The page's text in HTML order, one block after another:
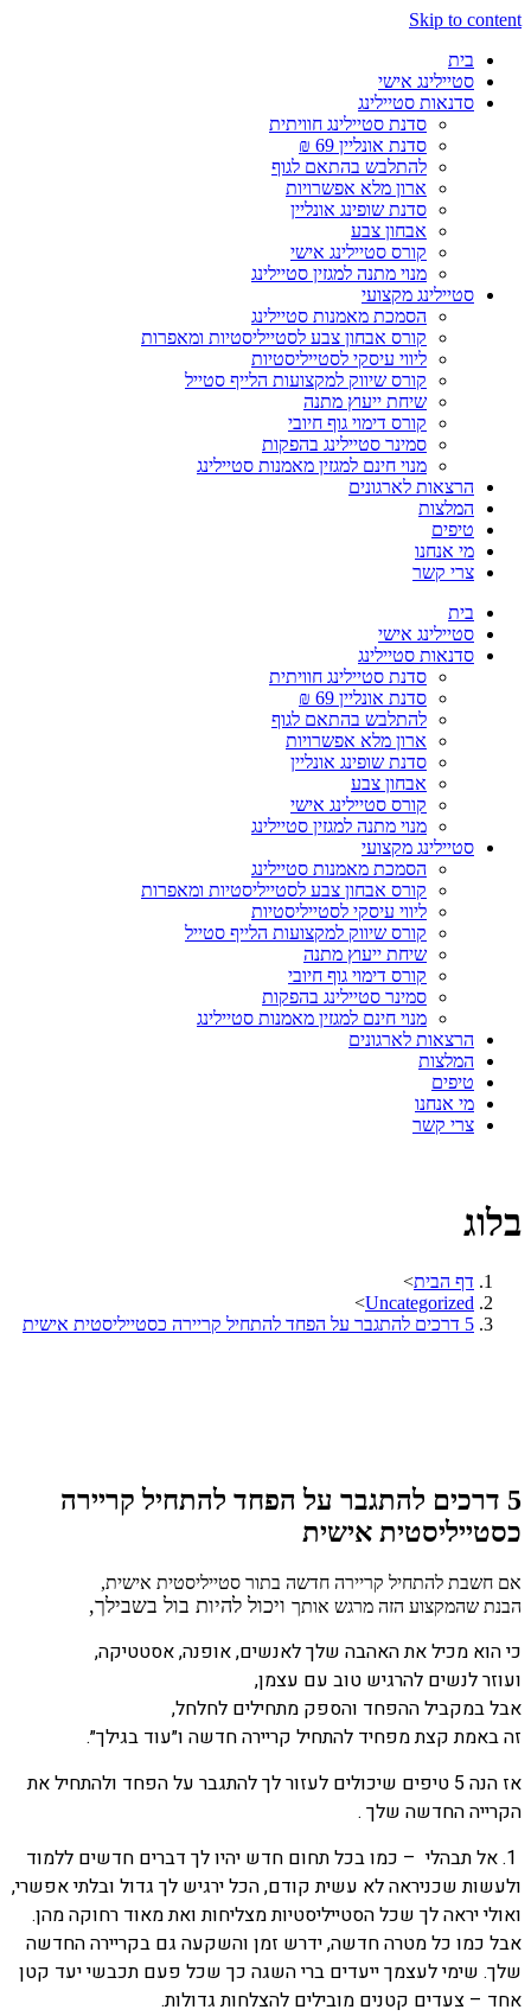
Skip to content
בית
סטיילינג אישי
סדנאות סטיילינג
סדנת סטיילינג חוויתית
סדנת אונליין 69 ₪
להתלבש בהתאם לגוף
ארון מלא אפשרויות
סדנת שופינג אונליין
אבחון צבע
קורס סטיילינג אישי
מנוי מתנה למגזין סטיילינג
סטיילינג מקצועי
הסמכת מאמנות סטיילינג
קורס אבחון צבע לסטייליסטיות ומאפרות
ליווי עיסקי לסטייליסטיות
קורס שיווק למקצועות הלייף סטייל
שיחת ייעוץ מתנה
קורס דימוי גוף חיובי
סמינר סטיילינג בהפקות
מנוי חינם למגזין מאמנות סטיילינג
הרצאות לארגונים
המלצות
טיפים
מי אנחנו
צרי קשר
בית
סטיילינג אישי
סדנאות סטיילינג
סדנת סטיילינג חוויתית
סדנת אונליין 69 ₪
להתלבש בהתאם לגוף
ארון מלא אפשרויות
סדנת שופינג אונליין
אבחון צבע
קורס סטיילינג אישי
מנוי מתנה למגזין סטיילינג
סטיילינג מקצועי
הסמכת מאמנות סטיילינג
קורס אבחון צבע לסטייליסטיות ומאפרות
ליווי עיסקי לסטייליסטיות
קורס שיווק למקצועות הלייף סטייל
שיחת ייעוץ מתנה
קורס דימוי גוף חיובי
סמינר סטיילינג בהפקות
מנוי חינם למגזין מאמנות סטיילינג
הרצאות לארגונים
המלצות
טיפים
מי אנחנו
צרי קשר
בלוג
דף הבית>
Uncategorized
>
5 דרכים להתגבר על הפחד להתחיל קריירה כסטייליסטית אישית
5 דרכים להתגבר על הפחד להתחיל קריירה
כסטייליסטית אישית
אם חשבת להתחיל קריירה חדשה בתור סטייליסטית אישית,
הבנת שהמקצוע הזה מרגש אותך ויכול להיות בול בשבילך,
כי הוא מכיל את האהבה שלך לאנשים, אופנה, אסטטיקה,
ועוזר לנשים להרגיש טוב עם עצמן,
אבל במקביל ההפחד והספק מתחילים לחלחל,
זה באמת קצת מפחיד להתחיל קריירה חדשה ו״עוד בגילך״.
אז הנה 5 טיפים שיכולים לעזור לך להתגבר על הפחד ולהתחיל את
הקרייה החדשה שלך .
1. אל תבהלי
– כמו בכל תחום חדש יהיו לך דברים חדשים ללמוד
ולעשות שכניראה לא עשית קודם, הכל ירגיש לך גדול ובלתי אפשרי,
ואולי יראה לך שכל הסטייליסטיות מצליחות ואת מאוד רחוקה מהן.
אבל כמו כל מטרה חדשה, ידרש זמן והשקעה גם בקריירה החדשה
שלך. שימי לעצמך ייעדים ברי השגה כך שכל פעם תכבשי יעד קטן
אחד – צעדים קטנים מובילים להצלחות גדולות.